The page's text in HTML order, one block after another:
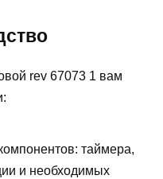
rev 67073 1 вам
таймера,
и необходимых